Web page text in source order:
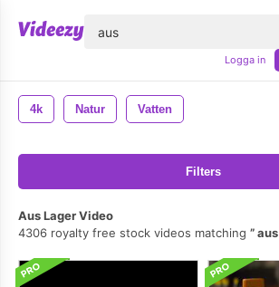
Logga in
4k Natur Vatten
Filters
Aus Lager Video
4306 royalty free stock videos matching
aus